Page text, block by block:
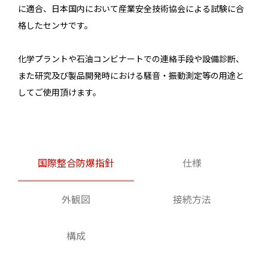
に適合、日本国内において産業安全技術協会による試験に合
格したセンサです。
化学プラントや石油コンビナートでの連絡手段や設備診断、
また研究及び製品開発時における騒音・振動測定等の用途と
してご使用頂けます。
国際整合防爆指針 仕様
外観図 接続方法
構成